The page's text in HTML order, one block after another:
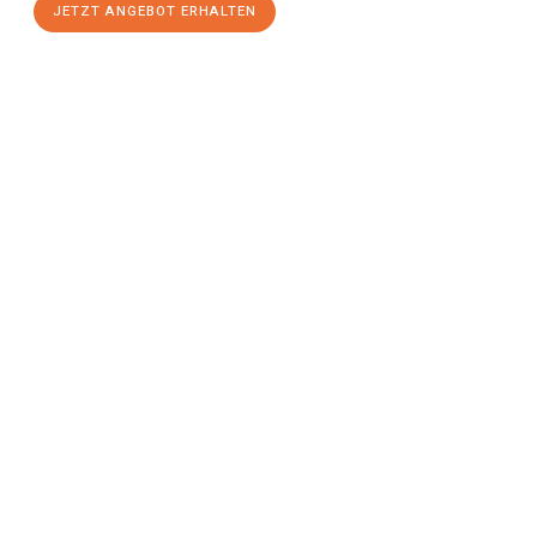
JETZT ANGEBOT ERHALTEN